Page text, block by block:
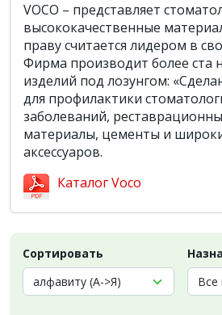
VOCO – представляет
высококачественные
праву считается лидером в
Фирма производит более ста
изделий под лозунгом:
для профилактики
заболеваний,
материалы, цементы и
аксессуаров.
Каталог Voco
Сортировать